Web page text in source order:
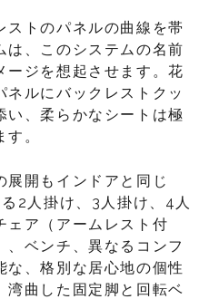
ストのパネルの曲線を帯
は、このシステムの名前
ージを想起させます。花
ネルにバックレストクッ
い、柔らかなシートは極
。
展開もインドアと同じ
2人掛け、3人掛け、4人
ェア（アームレスト付
、ベンチ、異なるコンフ
な、格別な居心地の個性
湾曲した固定脚と回転ベ